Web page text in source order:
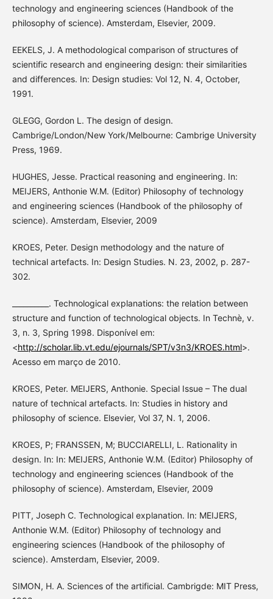
technology and engineering sciences (Handbook of the
philosophy of science). Amsterdam, Elsevier, 2009.
EEKELS, J. A methodological comparison of structures of
scientific research and engineering design: their similarities
and differences. In: Design studies: Vol 12, N. 4, October,
1991.
GLEGG, Gordon L. The design of design.
Cambrige/London/New York/Melbourne: Cambrige University
Press, 1969.
HUGHES, Jesse. Practical reasoning and engineering. In:
MEIJERS, Anthonie W.M. (Editor) Philosophy of technology
and engineering sciences (Handbook of the philosophy of
science). Amsterdam, Elsevier, 2009
KROES, Peter. Design methodology and the nature of
technical artefacts. In: Design Studies. N. 23, 2002, p. 287-
302.
__________. Technological explanations: the relation between
structure and function of technological objects. In Technè, v.
3, n. 3, Spring 1998. Disponível em:
<http://scholar.lib.vt.edu/ejournals/SPT/v3n3/KROES.html>.
Acesso em março de 2010.
KROES, Peter. MEIJERS, Anthonie. Special Issue – The dual
nature of technical artefacts. In: Studies in history and
philosophy of science. Elsevier, Vol 37, N. 1, 2006.
KROES, P; FRANSSEN, M; BUCCIARELLI, L. Rationality in
design. In: In: MEIJERS, Anthonie W.M. (Editor) Philosophy of
technology and engineering sciences (Handbook of the
philosophy of science). Amsterdam, Elsevier, 2009
PITT, Joseph C. Technological explanation. In: MEIJERS,
Anthonie W.M. (Editor) Philosophy of technology and
engineering sciences (Handbook of the philosophy of
science). Amsterdam, Elsevier, 2009.
SIMON, H. A. Sciences of the artificial. Cambrigde: MIT Press,